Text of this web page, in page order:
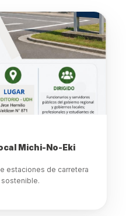
Michi-No-Eki
estaciones de carretera